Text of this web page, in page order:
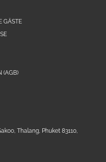
GÄSTE
(AGB)
Thalang, Phuket 83110,